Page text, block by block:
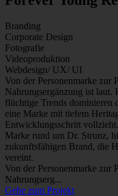
Branding
Corporate Design
Fotografie
Videoproduktion
Webdesign/ UX/ UI
Von der Personenmarke
Nahrungsergänzung ist laut.
flüchtige Trends dominieren
eine Marke mit tiefem
Entwicklungsschritt
Marke rund um Dr. Strunz,
zukunftsfähigen Brand, die
vereint.
Von der Personenmarke
Nahrungserg...
Gehe zum Projekt